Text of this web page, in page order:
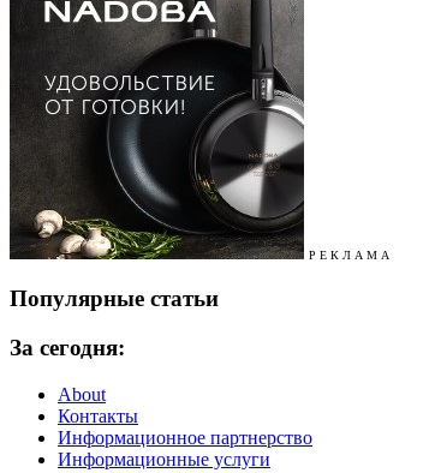
Р Е К Л А М А
Популярные статьи
За сегодня:
About
Контакты
Информационное партнерство
Информационные услуги